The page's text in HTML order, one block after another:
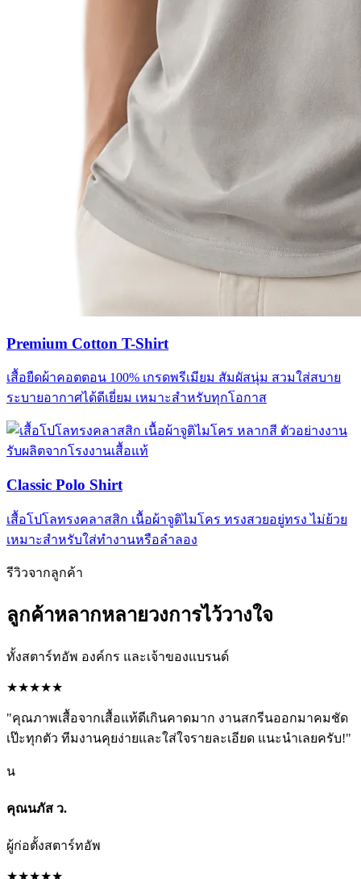
Premium Cotton T-Shirt
เสื้อยืดผ้าคอตตอน 100% เกรดพรีเมียม สัมผัสนุ่ม สวมใส่สบาย
ระบายอากาศได้ดีเยี่ยม เหมาะสำหรับทุกโอกาส
Classic Polo Shirt
เสื้อโปโลทรงคลาสสิก เนื้อผ้าจูติไมโคร ทรงสวยอยู่ทรง ไม่ย้วย
เหมาะสำหรับใส่ทำงานหรือลำลอง
รีวิวจากลูกค้า
ลูกค้าหลากหลายวงการไว้วางใจ
ทั้งสตาร์ทอัพ องค์กร และเจ้าของแบรนด์
★★★★★
"คุณภาพเสื้อจากเสื้อแท้ดีเกินคาดมาก งานสกรีนออกมาคมชัด
เป๊ะทุกตัว ทีมงานคุยง่ายและใส่ใจรายละเอียด แนะนำเลยครับ!"
น
คุณนภัส ว.
ผู้ก่อตั้งสตาร์ทอัพ
★★★★★